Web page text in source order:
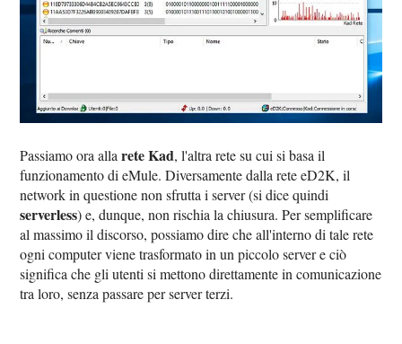
Passiamo ora allarete Kad, l'altra rete su cui si basa il
funzionamento di eMule. Diversamente dalla rete eD2K, il
network in questione non sfrutta i server (si dice quindi
serverless) e, dunque, non rischia la chiusura. Per semplificare
al massimo il discorso, possiamo dire che all'interno di tale rete
ogni computer viene trasformato in un piccolo server e ciò
significa che gli utenti si mettono direttamente in comunicazione
tra loro, senza passare per server terzi.